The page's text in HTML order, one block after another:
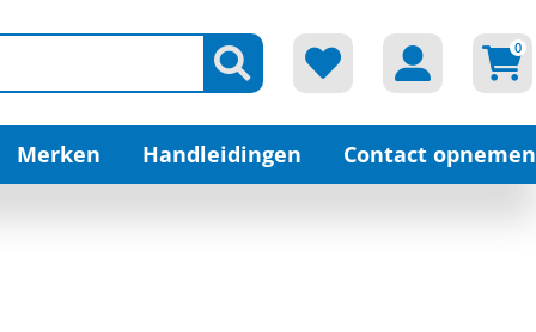
0
Merken Handleidingen Contact opnemen